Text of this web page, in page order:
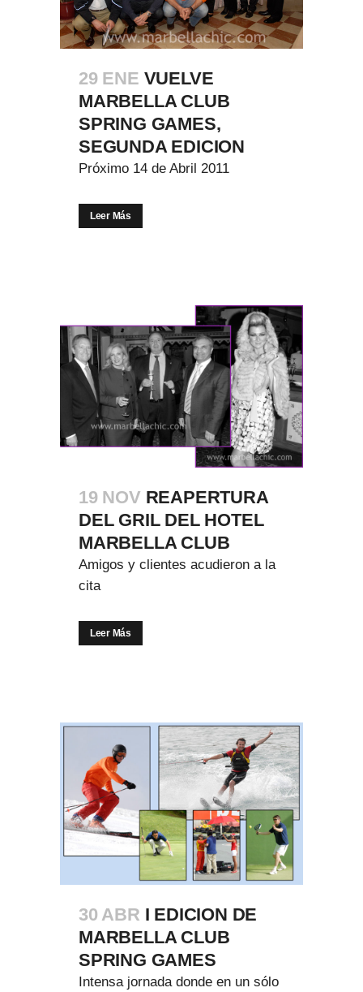
29 ENE VUELVE
MARBELLA CLUB
SPRING GAMES,
SEGUNDA EDICION
Próximo 14 de Abril 2011
Leer Más
19 NOV REAPERTURA
DEL GRIL DEL HOTEL
MARBELLA CLUB
Amigos y clientes acudieron a la
cita
Leer Más
30 ABR I EDICION DE
MARBELLA CLUB
SPRING GAMES
Intensa jornada donde en un sólo